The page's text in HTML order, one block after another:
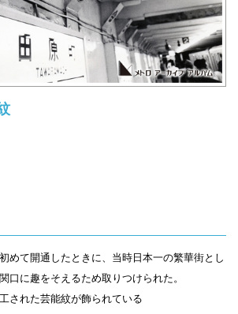
めて開通したときに、当時日本一の繁華街とし
口に趣をそえるため取りつけられた。
された芸能紋が飾られている